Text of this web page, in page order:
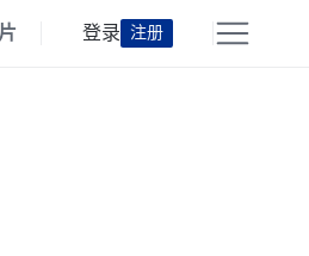
登录 注册